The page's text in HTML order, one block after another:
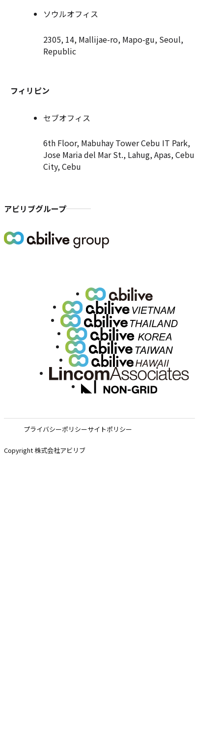
ソウルオフィス
2305, 14, Mallijae-ro, Mapo-gu, Seoul,
Republic
フィリピン
セブオフィス
6th Floor, Mabuhay Tower Cebu IT Park,
Jose Maria del Mar St., Lahug, Apas, Cebu
City, Cebu
アビリブグループ
プライバシーポリシーサイトポリシー
Copyright 株式会社アビリブ